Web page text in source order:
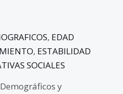
, EDAD
, ESTABILIDAD
SOCIALES
y